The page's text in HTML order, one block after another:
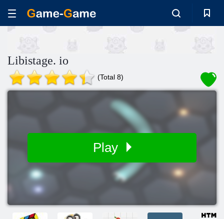
Libistage. io
(Total 8)
Play